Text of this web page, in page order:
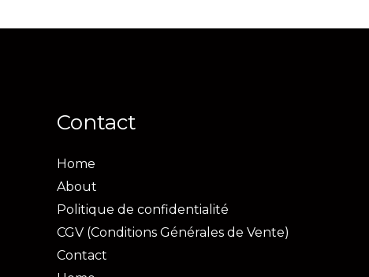
Contact
Home
About
Politique de confidentialité
CGV (Conditions Générales de Vente)
Contact